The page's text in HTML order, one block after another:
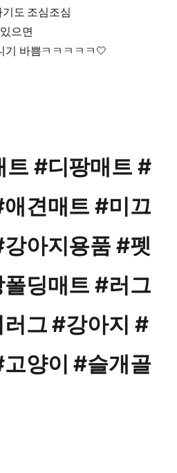
도 조심조심
으면
기 바쁨ㅋㅋㅋㅋㅋ🤍
트 #디팡매트 #
견매트 #미끄
아지용품 #펫
딩매트 #러그
그 #강아지 #
양이 #슬개골